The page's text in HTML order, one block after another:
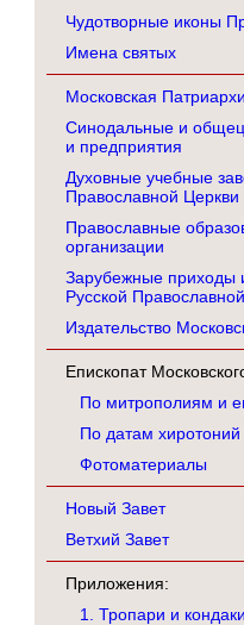
Чудотворные иконы
Имена святых
Московская
Синодальные и
и предприятия
Духовные учебные
Православной Церкви
Православные
организации
Зарубежные приходы
Русской
Издательство
Епископат
По митрополиям и
По датам хиротоний
Фотоматериалы
Новый Завет
Ветхий Завет
Приложения:
1. Тропари и